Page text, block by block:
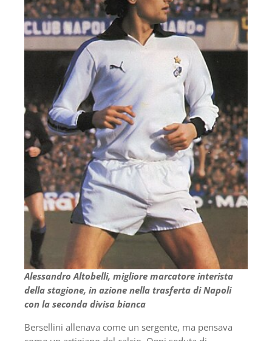
Alessandro Altobelli, migliore marcatore interista
della stagione, in azione nella trasferta di Napoli
con la seconda divisa bianca
Bersellini allenava come un sergente, ma pensava